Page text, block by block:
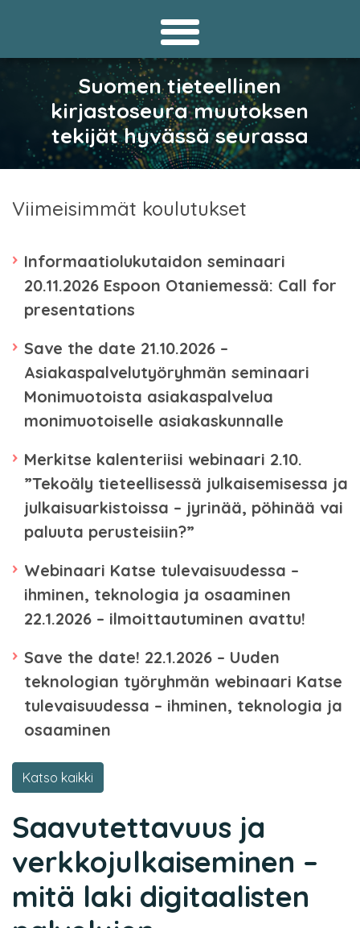
Suomen tieteellinen
kirjastoseura muutoksen
tekijät hyvässä seurassa
Viimeisimmät koulutukset
Informaatiolukutaidon seminaari
20.11.2026 Espoon Otaniemessä: Call for
presentations
Save the date 21.10.2026 –
Asiakaspalvelutyöryhmän seminaari
Monimuotoista asiakaspalvelua
monimuotoiselle asiakaskunnalle
Merkitse kalenteriisi webinaari 2.10.
”Tekoäly tieteellisessä julkaisemisessa ja
julkaisuarkistoissa – jyrinää, pöhinää vai
paluuta perusteisiin?”
Webinaari Katse tulevaisuudessa –
ihminen, teknologia ja osaaminen
22.1.2026 – ilmoittautuminen avattu!
Save the date! 22.1.2026 – Uuden
teknologian työryhmän webinaari Katse
tulevaisuudessa – ihminen, teknologia ja
osaaminen
Katso kaikki
Saavutettavuus ja
verkkojulkaiseminen –
mitä laki digitaalisten